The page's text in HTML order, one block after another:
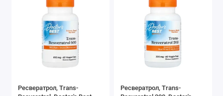
Ресвератрол, Trans-
Ресвератрол, Trans-